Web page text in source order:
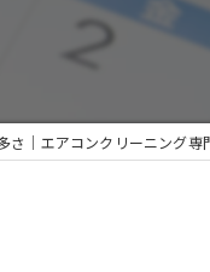
山市のエアコンクリーニン
さ｜エアコンクリーニング専